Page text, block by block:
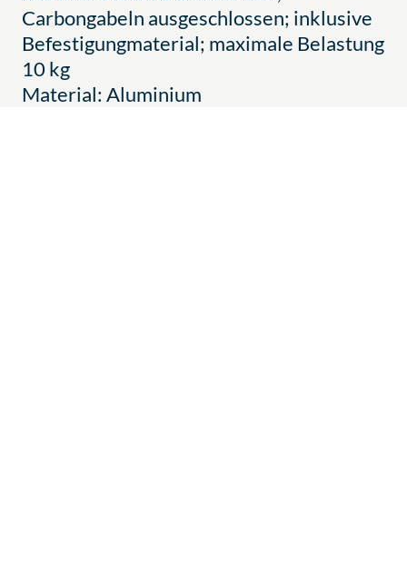
Carbongabeln ausgeschlossen; inklusive
Befestigungmaterial; maximale Belastung
10 kg
Material: Aluminium